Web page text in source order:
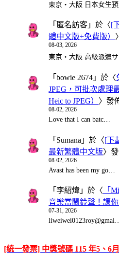
東京・大阪 日本女生
「 匿名訪客 」於〈[
體中文版+免費版）
08-03, 2026
東京・大阪 高級派遣
「 bowie 2674 」於〈
JPEG，可批次處理
Heic to JPEG） 〉發
08-02, 2026
Love that I can batc…
「 Sumana 」於〈[下
最新繁體中文版〉
08-02, 2026
Avast has been my go…
「 李紹煒 」於〈 「
音樂當鬧鈴聲！讓
07-31, 2026
[統一發票] 中獎號碼 115 年5、6月